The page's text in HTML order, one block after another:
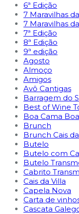
6ª Edição
7 Maravilhas
7 Maravilhas
7ª Edição
8ª Edição
9ª edição
Agosto
Almoço
Amigos
Avô Cantigas
Barragem do
Best of Wine
Boa Cama
Brunch
Brunch Cais
Butelo
Butelo com
Butelo
Cabrito
Cais da Villa
Capela Nova
Carta de
Cascata